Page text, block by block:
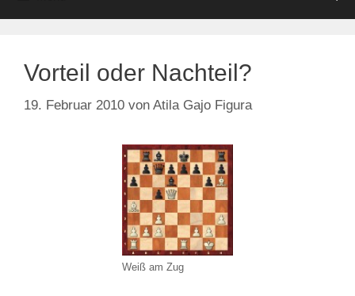
Vorteil oder Nachteil?
19. Februar 2010 von Atila Gajo Figura
Weiß am Zug